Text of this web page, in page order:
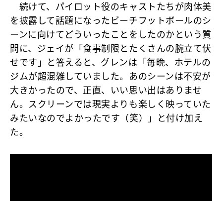
続けて、パイロット役のキャストたちが肉体美
を披露して話題になったビーチフットボールのシ
ーンに向けてどういったことをしたのかという質
問に、ジェイが「食事制限とたくさんの腕立て伏
せです」と答えると、グレンは「毎晩、ホテルの
ジムが超混雑していました。あのシーンは不安が
大きかったので、正直、いい思い出はありませ
ん。スクリーンでは現実よりも楽しく映っていた
みたいなのでよかったです（笑）」と付け加え
た。